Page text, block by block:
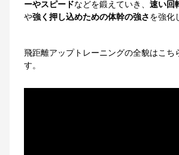
ーやスピードなどを鍛えていき、 速い回
や強く押し込めための体幹の強さを強化
飛距離アップトレーニングの全貌はこち
す。